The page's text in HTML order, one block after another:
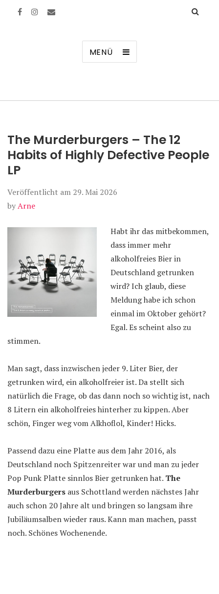
MENÜ
The Murderburgers – The 12
Habits of Highly Defective People
LP
Veröffentlicht am 29. Mai 2026
byArne
Habt ihr das mitbekommen,
dass immer mehr
alkoholfreies Bier in
Deutschland getrunken
wird? Ich glaub, diese
Meldung habe ich schon
einmal im Oktober gehört?
Egal. Es scheint also zu
stimmen.
Man sagt, dass inzwischen jeder 9. Liter Bier, der
getrunken wird, ein alkoholfreier ist. Da stellt sich
natürlich die Frage, ob das dann noch so wichtig ist, nach
8 Litern ein alkoholfreies hinterher zu kippen. Aber
schön, Finger weg vom Alkhoflol, Kinder! Hicks.
Passend dazu eine Platte aus dem Jahr 2016, als
Deutschland noch Spitzenreiter war und man zu jeder
Pop Punk Platte sinnlos Bier getrunken hat. The
Murderburgers aus Schottland werden nächstes Jahr
auch schon 20 Jahre alt und bringen so langsam ihre
Jubiläumsalben wieder raus. Kann man machen, passt
noch. Schönes Wochenende.